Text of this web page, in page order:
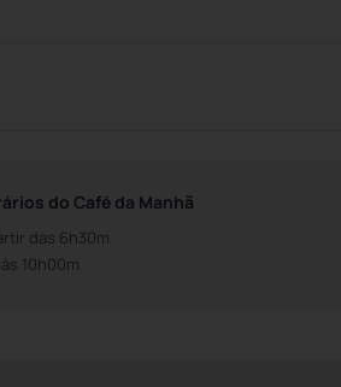
do Café da Manhã
das 6h30m
10h00m